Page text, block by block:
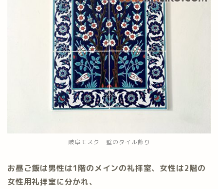
岐阜モスク 壁のタイル飾り
お昼ご飯は男性は1階のメインの礼拝室、女性は2階の
女性用礼拝室に分かれ、